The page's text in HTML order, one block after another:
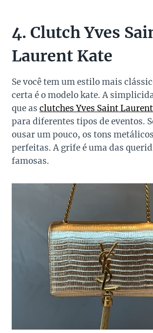
4. Clutch Yves
Laurent Kate
Se você tem um estilo mais
certa é o modelo kate. A
que as clutches Yves Saint Laurent
para diferentes tipos de eventos.
ousar um pouco, os tons
perfeitas. A grife é uma das
famosas.